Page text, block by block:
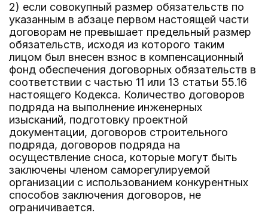
2) если совокупный размер обязательств по
указанным в абзаце первом настоящей части
договорам не превышает предельный размер
обязательств, исходя из которого таким
лицом был внесен взнос в компенсационный
фонд обеспечения договорных обязательств в
соответствии с частью 11 или 13 статьи 55.16
настоящего Кодекса. Количество договоров
подряда на выполнение инженерных
изысканий, подготовку проектной
документации, договоров строительного
подряда, договоров подряда на
осуществление сноса, которые могут быть
заключены членом саморегулируемой
организации с использованием конкурентных
способов заключения договоров, не
ограничивается.